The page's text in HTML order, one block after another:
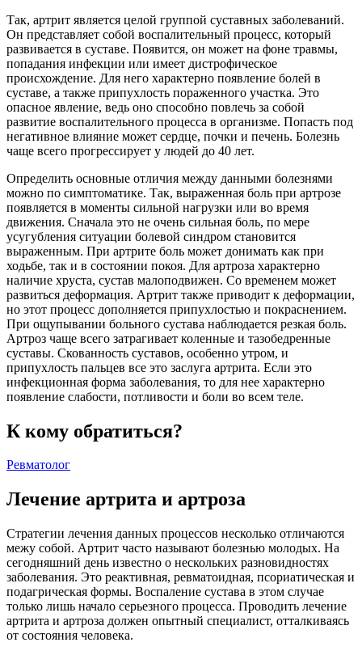
Так, артрит является целой группой суставных заболеваний.
Он представляет собой воспалительный процесс, который
развивается в суставе. Появится, он может на фоне травмы,
попадания инфекции или имеет дистрофическое
происхождение. Для него характерно появление болей в
суставе, а также припухлость пораженного участка. Это
опасное явление, ведь оно способно повлечь за собой
развитие воспалительного процесса в организме. Попасть под
негативное влияние может сердце, почки и печень. Болезнь
чаще всего прогрессирует у людей до 40 лет.
Определить основные отличия между данными болезнями
можно по симптоматике. Так, выраженная боль при артрозе
появляется в моменты сильной нагрузки или во время
движения. Сначала это не очень сильная боль, по мере
усугубления ситуации болевой синдром становится
выраженным. При артрите боль может донимать как при
ходьбе, так и в состоянии покоя. Для артроза характерно
наличие хруста, сустав малоподвижен. Со временем может
развиться деформация. Артрит также приводит к деформации,
но этот процесс дополняется припухлостью и покраснением.
При ощупывании больного сустава наблюдается резкая боль.
Артроз чаще всего затрагивает коленные и тазобедренные
суставы. Скованность суставов, особенно утром, и
припухлость пальцев все это заслуга артрита. Если это
инфекционная форма заболевания, то для нее характерно
появление слабости, потливости и боли во всем теле.
К кому обратиться?
Ревматолог
Лечение артрита и артроза
Стратегии лечения данных процессов несколько отличаются
межу собой. Артрит часто называют болезнью молодых. На
сегодняшний день известно о нескольких разновидностях
заболевания. Это реактивная, ревматоидная, псориатическая и
подагрическая формы. Воспаление сустава в этом случае
только лишь начало серьезного процесса. Проводить лечение
артрита и артроза должен опытный специалист, отталкиваясь
от состояния человека.